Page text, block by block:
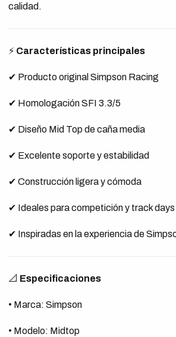
calidad.
⚡ Características principales
✔ Producto original Simpson Racing
✔ Homologación SFI 3.3/5
✔ Diseño Mid Top de caña media
✔ Excelente soporte y estabilidad
✔ Construcción ligera y cómoda
✔ Ideales para competición y track days
✔ Inspiradas en la experiencia de
📐 Especificaciones
• Marca: Simpson
• Modelo: Midtop